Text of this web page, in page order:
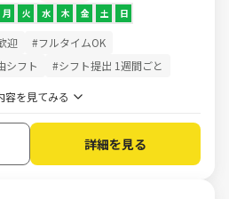
月 火 水 木 金 土 日
迎
#フルタイムOK
シフト #シフト提出 1週間ごと
容を見てみる
詳細を見る